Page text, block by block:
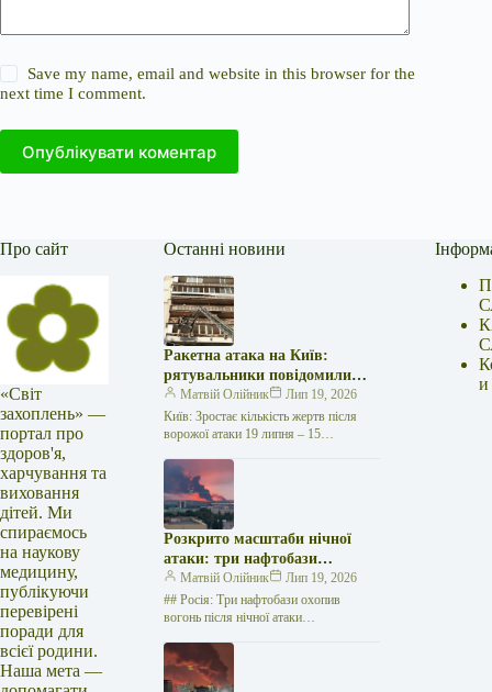
Save my name, email and website in this browser for the
next time I comment.
Опублікувати коментар
Про сайт
«Світ
захоплень» —
портал про
здоров'я,
харчування та
виховання
дітей. Ми
спираємось
на наукову
медицину,
публікуючи
перевірені
поради для
всієї родини.
Наша мета —
Останні новини
Ракетна атака на Київ:
рятувальники повідомили
про 15 поранених
Матвій Олійник
Лип 19, 2026
Київ: Зростає кількість жертв після
ворожої атаки 19 липня – 15
російської агресії, що сталася у
столиці…
Розкрито масштаби нічної
атаки: три нафтобази
палають у Ставрополі –
OSINT-аналіз
Матвій Олійник
Лип 19, 2026
## Росія: Три нафтобази охопив
вогонь після нічної атаки
posts:Українці: що змінилося з 1
червня — від…
и